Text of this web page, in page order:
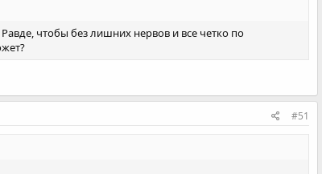
чтобы без лишних нервов и все четко по
#51